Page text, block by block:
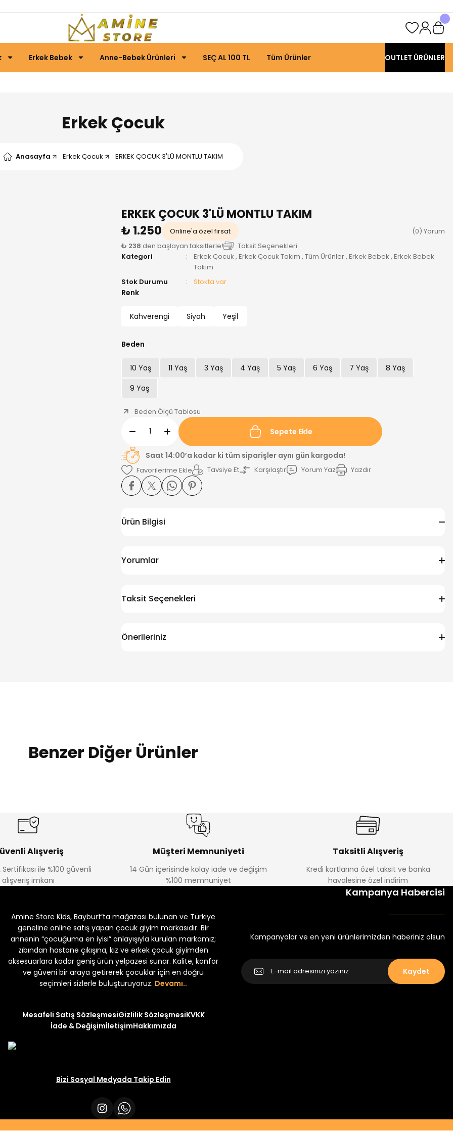
Erkek Bebek Anne-Bebek Ürünleri SEÇ AL 100 TL Tüm Ürünler OUTLET ÜRÜNLER
Erkek Çocuk
Anasayfa Erkek Çocuk ERKEK ÇOCUK 3'LÜ MONTLU TAKIM
ERKEK ÇOCUK 3'LÜ MONTLU TAKIM
₺ 1.250
Online'a özel fırsat
(0) Yorum
₺ 238 den başlayan taksitlerle!
Taksit Seçenekleri
Kategori
Erkek Çocuk , Erkek Çocuk Takım , Tüm Ürünler, Erkek Bebek , Erkek Bebek
Takım
Stok Durumu
Stokta var
Renk
Kahverengi Siyah Yeşil
Beden
10 Yaş 11 Yaş 3 Yaş 4 Yaş 5 Yaş 6 Yaş 7 Yaş
8 Yaş
9 Yaş
Beden Ölçü Tablosu
Sepete Ekle
Saat 14:00’a kadar ki tüm siparişler aynı gün kargoda!
Tavsiye Et Karşılaştır Yorum Yaz Yazdır
Ürün Bilgisi
Yorumlar
Taksit Seçenekleri
Önerileriniz
Benzer Diğer Ürünler
Yeni
Kampçı Minik Erkek Çocuk 2'li Şortlu Takım
%30
Yeni
₺ 500 ₺ 350
%30
Minik Kral Erkek Çocuk 2'li Şortlu Takım
2'li Şortlu Takım
Alışveriş
Sertifikası ile %100 güvenli
alışveriş imkanı
Müşteri Memnuniyeti
14 Gün içerisinde kolay iade ve değişim
%100 memnuniyet
Taksitli Alışveriş
Kredi kartlarına özel taksit ve banka
havalesine özel indirim
Amine Store Kids, Bayburt’ta mağazası bulunan ve Türkiye
geneline online satış yapan çocuk giyim markasıdır. Bir
annenin “çocuğuma en iyisi” anlayışıyla kurulan markamız;
zıbından hastane çıkışına, kız ve erkek çocuk giyimden
aksesuarlara kadar geniş ürün yelpazesi sunar. Kalite, konfor
ve güveni bir araya getirerek çocuklar için en doğru
seçimleri sizlerle buluşturuyoruz. Devamı..
Mesafeli Satış SözleşmesiGizlilik SözleşmesiKVKK
İade & DeğişimİletişimHakkımızda
Bizi Sosyal Medyada Takip Edin
Kampanya Habercisi
Kampanyalar ve en yeni ürünlerimizden haberiniz olsun
Kaydet